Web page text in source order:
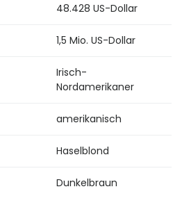
48.428 US-Dollar
1,5 Mio. US-Dollar
Irisch-
Nordamerikaner
amerikanisch
Haselblond
Dunkelbraun